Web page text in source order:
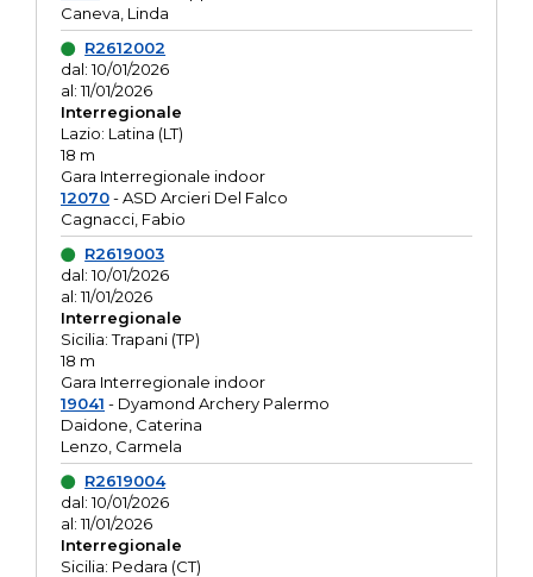
Caneva, Linda
R2612002
dal: 10/01/2026
al: 11/01/2026
Interregionale
Lazio: Latina (LT)
18 m
Gara Interregionale indoor
12070- ASD Arcieri Del Falco
Cagnacci, Fabio
R2619003
dal: 10/01/2026
al: 11/01/2026
Interregionale
Sicilia: Trapani (TP)
18 m
Gara Interregionale indoor
19041 - Dyamond Archery Palermo
Daidone, Caterina
Lenzo, Carmela
R2619004
dal: 10/01/2026
al: 11/01/2026
Interregionale
Sicilia: Pedara (CT)